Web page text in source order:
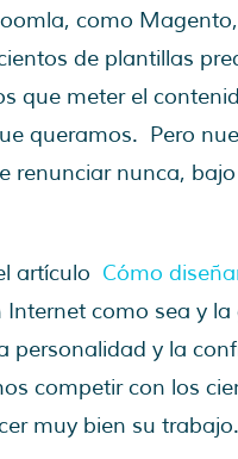
como
de plantillas
que meter el
queramos. Pero
renunciar nunca,
artículo Cómo
como sea y
y la
competir con los
muy bien su trabajo.